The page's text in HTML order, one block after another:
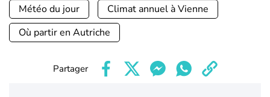
Météo du jour
Climat annuel à Vienne
Où partir en Autriche
Partager